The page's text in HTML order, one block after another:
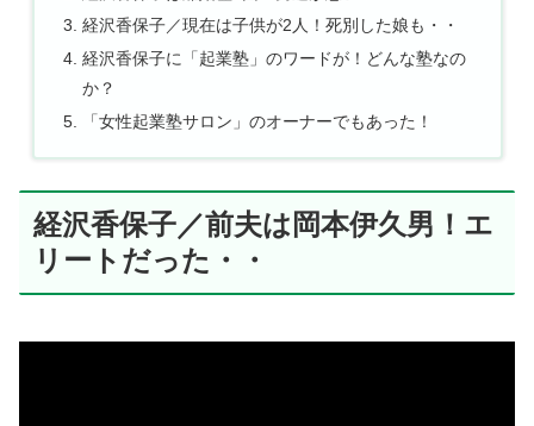
経沢香保子／現在は子供が2人！死別した娘も・・
経沢香保子に「起業塾」のワードが！どんな塾なの
か？
「女性起業塾サロン」のオーナーでもあった！
経沢香保子／前夫は岡本伊久男！エ
リートだった・・